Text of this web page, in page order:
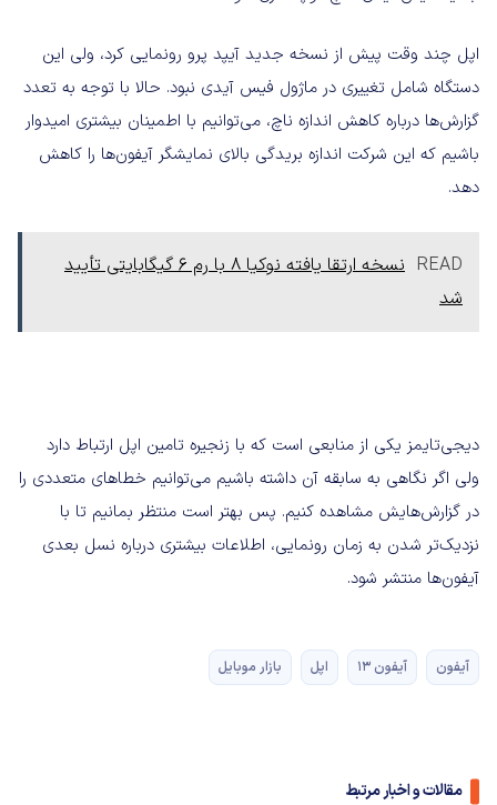
اپل چند وقت پیش از نسخه جدید آیپد پرو رونمایی کرد، ولی این
دستگاه شامل تغییری در ماژول فیس آیدی نبود. حالا با توجه به تعدد
گزارش‌ها درباره کاهش اندازه ناچ، می‌توانیم با اطمینان بیشتری امیدوار
باشیم که این شرکت اندازه بریدگی بالای نمایشگر آیفون‌ها را کاهش
دهد.
READ
نسخه ارتقا یافته نوکیا 8 با رم 6 گیگابایتی تأیید
شد
دیجی‌تایمز یکی از منابعی است که با زنجیره تامین اپل ارتباط دارد
ولی اگر نگاهی به سابقه آن داشته باشیم می‌توانیم خطاهای متعددی را
در گزارش‌هایش مشاهده کنیم. پس بهتر است منتظر بمانیم تا با
نزدیک‌تر شدن به زمان رونمایی، اطلاعات بیشتری درباره نسل بعدی
آیفون‌ها منتشر شود.
آیفون آیفون 13 اپل بازار موبایل
مقالات و اخبار مرتبط